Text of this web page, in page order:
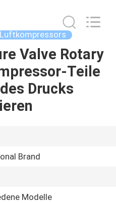
Valve Rotary
Teile
Drucks
Brand
Modelle